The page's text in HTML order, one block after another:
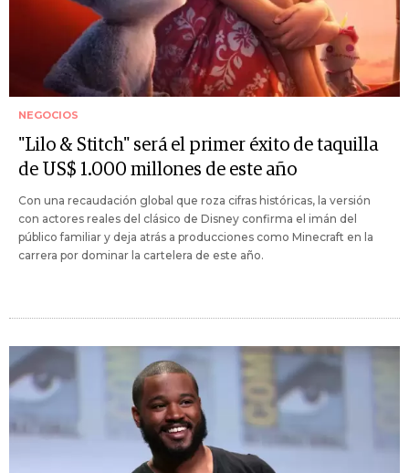
NEGOCIOS
"Lilo & Stitch" será el primer éxito de taquilla
de US$ 1.000 millones de este año
Con una recaudación global que roza cifras históricas, la versión
con actores reales del clásico de Disney confirma el imán del
público familiar y deja atrás a producciones como Minecraft en la
carrera por dominar la cartelera de este año.